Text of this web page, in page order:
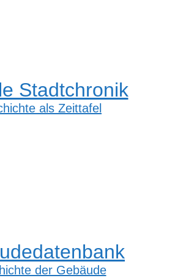
Stadtchronik
als Zeittafel
der Gebäude